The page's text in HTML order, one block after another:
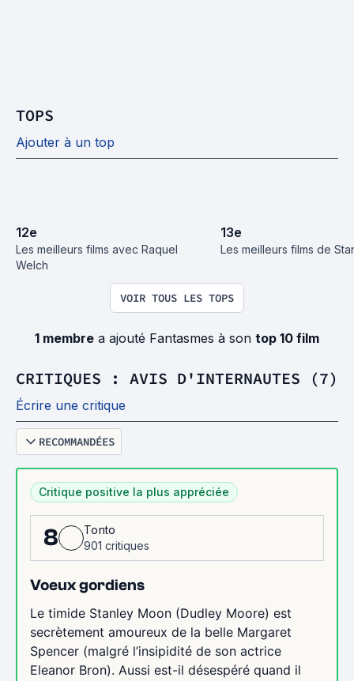
TOPS
Ajouter à un top
12e
Les meilleurs films avec Raquel
Welch
13e
Les meilleurs films de
VOIR TOUS LES TOPS
1 membre a ajouté Fantasmes à son top 10 film
CRITIQUES : AVIS D'INTERNAUTES (7)
Écrire une critique
RECOMMANDÉES
Critique positive la plus appréciée
8
Tonto
901 critiques
Voeux gordiens
Le timide Stanley Moon (Dudley Moore) est
secrètement amoureux de la belle Margaret
Spencer (malgré l’insipidité de son actrice
Eleanor Bron). Aussi est-il désespéré quand il